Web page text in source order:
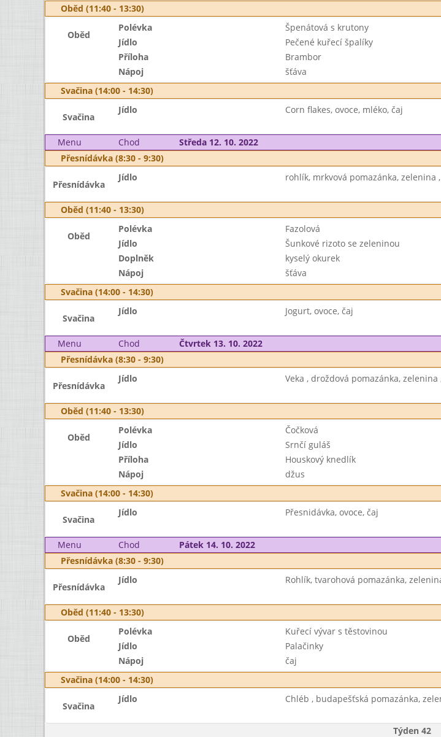
Oběd (11:40 - 13:30)
Oběd
Polévka Špenátová s krutony
Jídlo
Pečené kuřecí špalíky
Příloha
Brambor
Nápoj
šťáva
Svačina (14:00 - 14:30)
Svačina
Jídlo Corn flakes, ovoce, mléko, čaj
Menu Chod Středa 12. 10. 2022
Přesnídávka (8:30 - 9:30)
Přesnídávka
Jídlo rohlík, mrkvová pomazánka, zelenina
Oběd (11:40 - 13:30)
Oběd
Polévka Fazolová
Jídlo
Šunkové rizoto se zeleninou
Doplněk
kyselý okurek
Nápoj
šťáva
Svačina (14:00 - 14:30)
Svačina
Jídlo Jogurt, ovoce, čaj
Menu Chod Čtvrtek 13. 10. 2022
Přesnídávka (8:30 - 9:30)
Přesnídávka
Jídlo Veka , droždová pomazánka, zelenina
Oběd (11:40 - 13:30)
Oběd
Polévka Čočková
Jídlo
Srnčí guláš
Příloha
Houskový knedlík
Nápoj
džus
Svačina (14:00 - 14:30)
Svačina
Jídlo Přesnidávka, ovoce, čaj
Menu Chod Pátek 14. 10. 2022
Přesnídávka (8:30 - 9:30)
Přesnídávka
Jídlo Rohlík, tvarohová pomazánka,
Oběd (11:40 - 13:30)
Oběd
Polévka Kuřecí vývar s těstovinou
Jídlo
Palačinky
Nápoj
čaj
Svačina (14:00 - 14:30)
Svačina
Jídlo Chléb , budapešťská pomazánka,
Týden 42